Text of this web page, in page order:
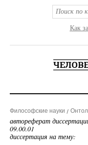
Как
Философские науки
автореферат
09.00.01
диссертация на тему: